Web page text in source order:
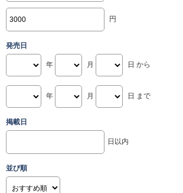
円
発売日
年 月 日 から
年 月 日 まで
掲載日
日以内
並び順